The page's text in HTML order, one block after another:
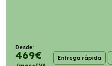
Desde:
469€ Entrega rápida